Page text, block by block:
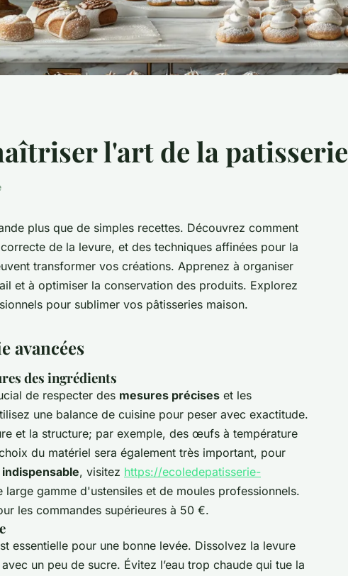
l'art de la patisserie
plus que de simples recettes. Découvrez comment
de la levure, et des techniques affinées pour la
transformer vos créations. Apprenez à organiser
et à optimiser la conservation des produits. Explorez
pour sublimer vos pâtisseries maison.
avancées
des ingrédients
de respecter des mesures précises et les
une balance de cuisine pour peser avec exactitude.
et la structure; par exemple, des œufs à température
du matériel sera également très important, pour
, visitez https://ecoledepatisserie-
large gamme d'ustensiles et de moules professionnels.
les commandes supérieures à 50 €.
essentielle pour une bonne levée. Dissolvez la levure
un peu de sucre. Évitez l’eau trop chaude qui tue la